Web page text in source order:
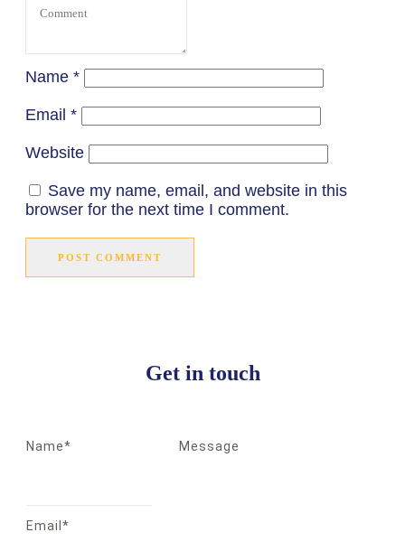
Name *
Email *
Website
Save my name, email, and website in this
browser for the next time I comment.
POST COMMENT
Get in touch
Name*
Email*
Message